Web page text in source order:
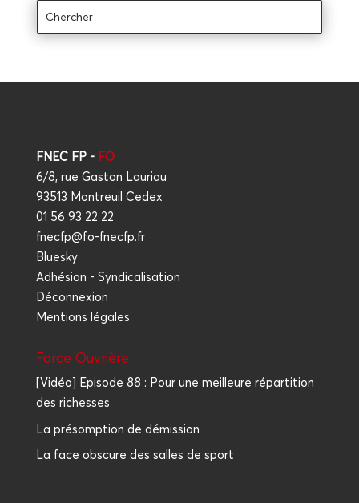
FNEC FP -FO
6/8, rue Gaston Lauriau
93513 Montreuil Cedex
01 56 93 22 22
fnecfp@fo-fnecfp.fr
Bluesky
Adhésion - Syndicalisation
Déconnexion
Mentions légales
Force Ouvrière
[Vidéo] Episode 88 : Pour une meilleure répartition
des richesses
La présomption de démission
La face obscure des salles de sport